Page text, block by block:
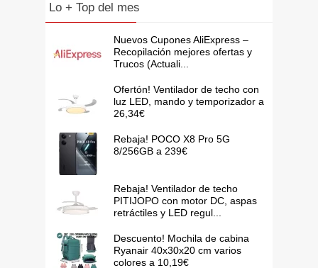
Lo + Top del mes
Nuevos Cupones AliExpress –
Recopilación mejores ofertas y
Trucos (Actuali...
Ofertón! Ventilador de techo con
luz LED, mando y temporizador a
26,34€
Rebaja! POCO X8 Pro 5G
8/256GB a 239€
Rebaja! Ventilador de techo
PITIJOPO con motor DC, aspas
retráctiles y LED regul...
Descuento! Mochila de cabina
Ryanair 40x30x20 cm varios
colores a 10,19€